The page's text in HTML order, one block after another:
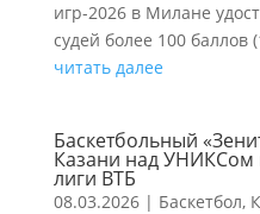
игр-2026 в Милане
судей более 100 баллов
читать далее
Баскетбольный
Казани над УНИКСом
лиги ВТБ
08.03.2026| Баскетбол,